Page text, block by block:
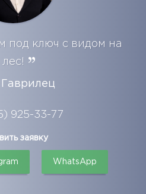
под ключ с видом на
лес!
925-33-77
заявку
WhatsApp